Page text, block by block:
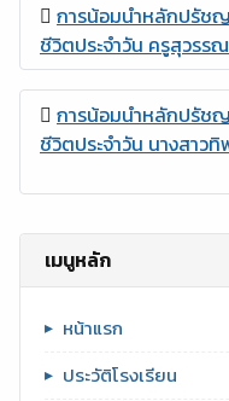
เมนูหลัก
หน้าแรก
ประวัติโรงเรียน
การน้อมนำหลักปรัชญ
ชีวิตประจำวัน ครูสุวรร
การน้อมนำหลักปรัชญ
ชีวิตประจำวัน นางสาว